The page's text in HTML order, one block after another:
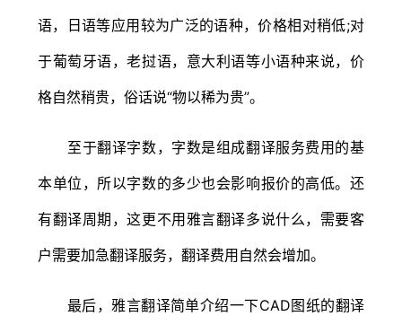
语，日语等应用较为广泛的语种，价格相对稍低;对
于葡萄牙语，老挝语，意大利语等小语种来说，价
格自然稍贵，俗话说“物以稀为贵”。
至于翻译字数，字数是组成翻译服务费用的基
本单位，所以字数的多少也会影响报价的高低。还
有翻译周期，这更不用雅言翻译多说什么，需要客
户需要加急翻译服务，翻译费用自然会增加。
最后，雅言翻译简单介绍一下CAD图纸的翻译